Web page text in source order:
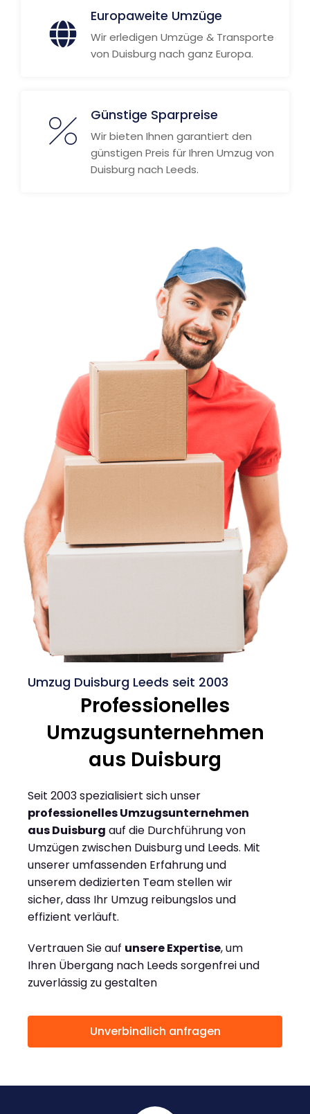
Europaweite Umzüge
Wir erledigen Umzüge & Transporte
von Duisburg nach ganz Europa.
Günstige Sparpreise
Wir bieten Ihnen garantiert den
günstigen Preis für Ihren Umzug von
Duisburg nach Leeds.
Umzug Duisburg Leeds seit 2003
Professionelles
Umzugsunternehmen
aus Duisburg
Seit 2003 spezialisiert sich unser
professionelles Umzugsunternehmen
aus Duisburg auf die Durchführung von
Umzügen zwischen Duisburg und Leeds. Mit
unserer umfassenden Erfahrung und
unserem dedizierten Team stellen wir
sicher, dass Ihr Umzug reibungslos und
effizient verläuft.
Vertrauen Sie auf unsere Expertise, um
Ihren Übergang nach Leeds sorgenfrei und
zuverlässig zu gestalten
Unverbindlich anfragen